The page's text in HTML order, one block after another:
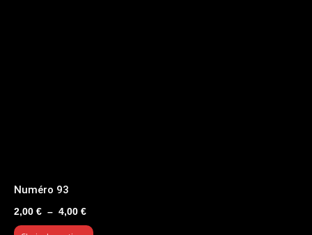
Numéro 93
2,00 € – 4,00 €Plage
de